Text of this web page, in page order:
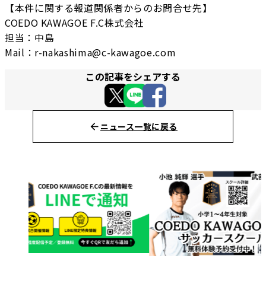
【本件に関する報道関係者からのお問合せ先】
COEDO KAWAGOE F.C株式会社
担当：中島
Mail：r-nakashima@c-kawagoe.com
この記事をシェアする
ニュース一覧に戻る